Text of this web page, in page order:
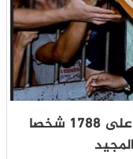
جلالة الملك يصدر عفوه السامي على 1788 شخصا